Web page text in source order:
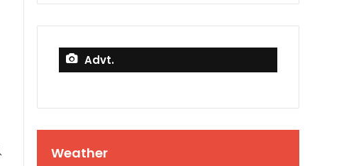
Advt.
Weather